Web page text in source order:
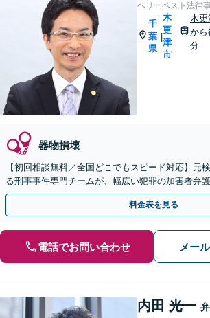
ベリーベスト法律
千
葉
県
|
木
更
津
市
木更
から
分
器物損壊
【初回相談無料／全国どこでもスピード対応】元
る刑事事件専門チームが、幅広い犯罪の加害者弁護
料金表を見る
電話でお問い合わせ メー
内田 光一 弁